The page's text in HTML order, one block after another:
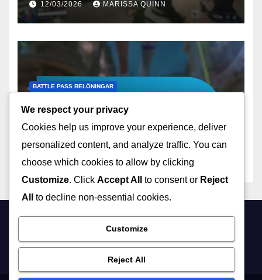
12/03/2026 MARISSA QUINN
BATTLE PASS BELÖNINGAR
Battle Pass Belöningar:
Nivåer, Utmaningar,
Låsningar
bronsonarroyo.com
We respect your privacy
Cookies help us improve your experience, deliver
personalized content, and analyze traffic. You can
choose which cookies to allow by clicking
Customize. Click Accept All to consent or Reject
All
to decline non-essential cookies.
Customize
Reject All